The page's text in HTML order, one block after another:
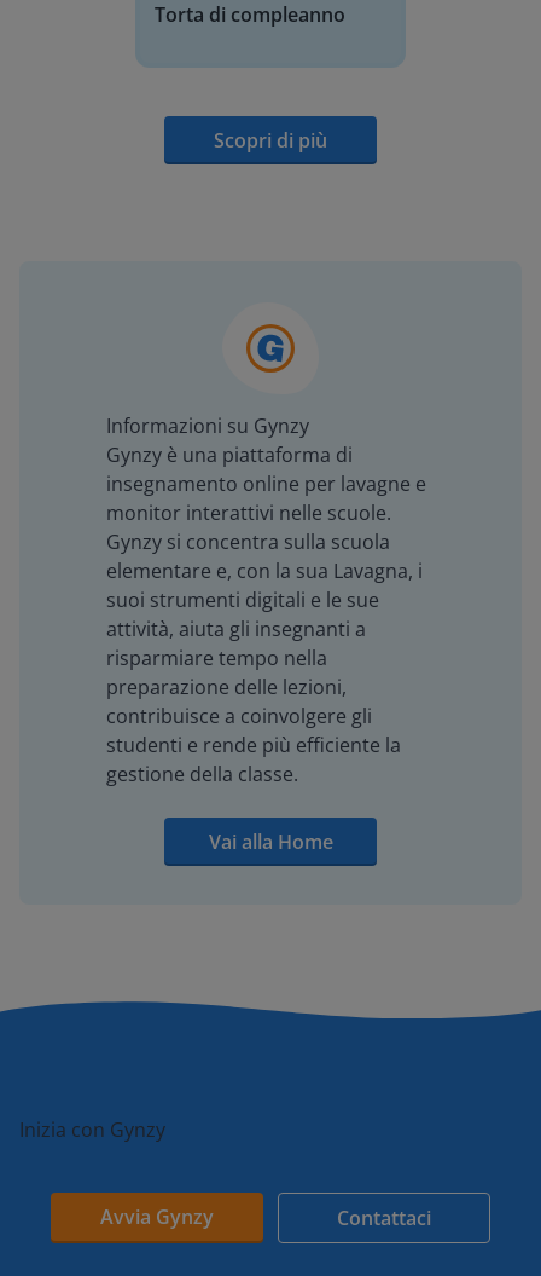
Torta di compleanno
Scopri di più
Informazioni su Gynzy
Gynzy è una piattaforma di
insegnamento online per lavagne e
monitor interattivi nelle scuole.
Gynzy si concentra sulla scuola
elementare e, con la sua Lavagna, i
suoi strumenti digitali e le sue
attività, aiuta gli insegnanti a
risparmiare tempo nella
preparazione delle lezioni,
contribuisce a coinvolgere gli
studenti e rende più efficiente la
gestione della classe.
Vai alla Home
Inizia con Gynzy
Avvia Gynzy Contattaci